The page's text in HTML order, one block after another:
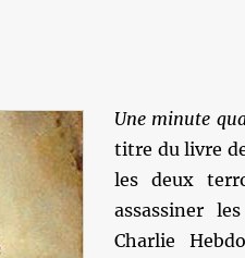
Une minute
titre du livre
les deux
assassiner
Charlie